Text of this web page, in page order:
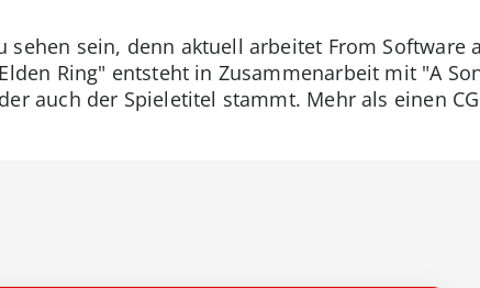
sein, denn aktuell arbeitet From Software
Ring" entsteht in Zusammenarbeit mit "A
auch der Spieletitel stammt. Mehr als einen